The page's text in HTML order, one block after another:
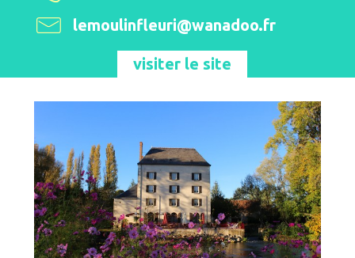
lemoulinfleuri@wanadoo.fr
visiter le site